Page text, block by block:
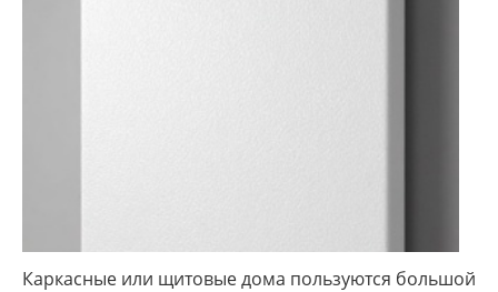
Каркасные или щитовые дома пользуются большой